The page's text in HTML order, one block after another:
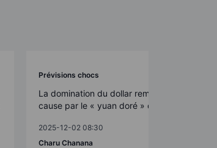
Prévisions chocs
La domination du dollar remise en
cause par le « yuan doré » de Pékin
2025-12-02 08:30
Charu Chanana